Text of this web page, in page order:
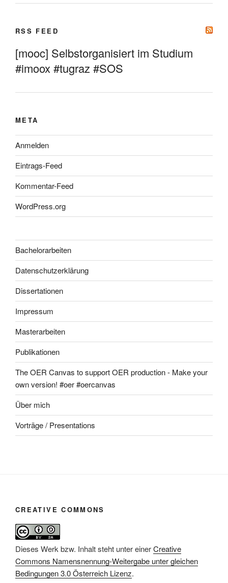
RSS FEED
[mooc] Selbstorganisiert im Studium
#imoox #tugraz #SOS
META
Anmelden
Eintrags-Feed
Kommentar-Feed
WordPress.org
Bachelorarbeiten
Datenschutzerklärung
Dissertationen
Impressum
Masterarbeiten
Publikationen
The OER Canvas to support OER production - Make your
own version! #oer #oercanvas
Über mich
Vorträge / Presentations
CREATIVE COMMONS
Dieses Werk bzw. Inhalt steht unter einerCreative
Commons Namensnennung-Weitergabe unter gleichen
Bedingungen 3.0 Österreich Lizenz.